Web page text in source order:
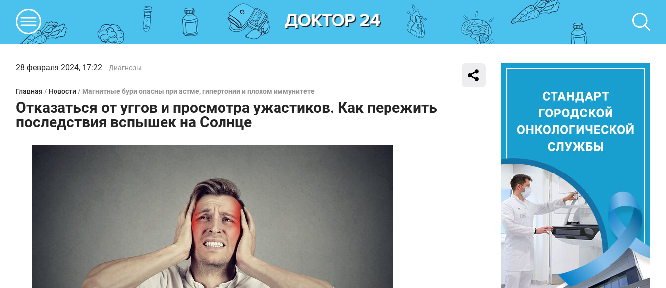
28 февраля 2024, 17:22 Диагнозы
Главная / Новости / Магнитные бури опасны при астме, гипертонии и плохом иммунитете
Отказаться от уггов и просмотра ужастиков. Как пережить
последствия вспышек на Солнце